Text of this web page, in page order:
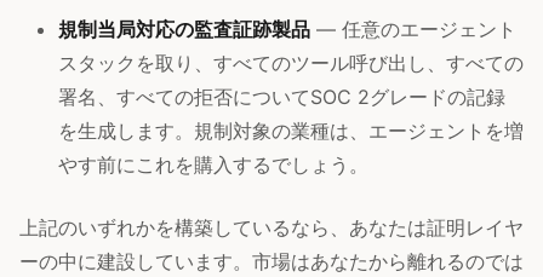
規制当局対応の監査証跡製品 — 任意のエージェント
スタックを取り、すべてのツール呼び出し、すべての
署名、すべての拒否についてSOC 2グレードの記録
を生成します。規制対象の業種は、エージェントを増
やす前にこれを購入するでしょう。
上記のいずれかを構築しているなら、あなたは証明レイヤ
ーの中に建設しています。市場はあなたから離れるのでは